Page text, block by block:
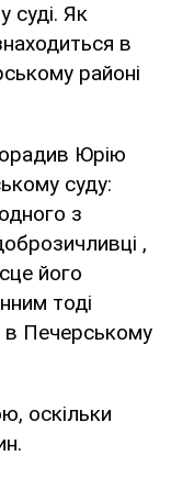
суді. Як
в
районі
Юрію
суду:
з
,
його
тоді
в Печерському
оскільки